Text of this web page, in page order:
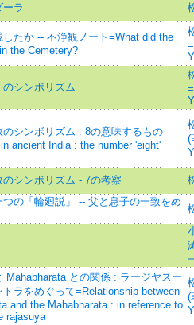
ラ
たか -- 不浄観ノート=What did the
the Cemetery?
シンボリズム
シンボリズム : 8の意味するもの
ancient India : the number 'eight'
(
シンボリズム - 7の考察
の「輪廻説」 -- 父と息子の一致をめ
Mahabharata との関係 : ラージヤスー
ラをめぐって=Relationship between
and the Mahabharata : in reference to
rajasuya
(